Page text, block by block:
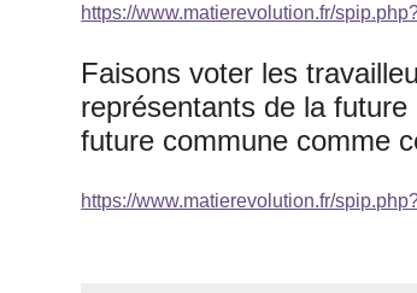
https://www.matierevolution.fr/
Faisons voter les
représentants de la
future commune comme
https://www.matierevolution.fr/